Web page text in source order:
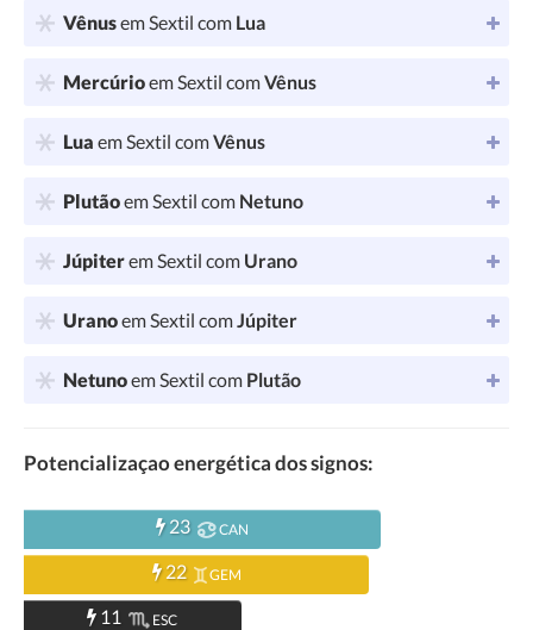
Vênusem Sextil com Lua
Mercúrioem Sextil comVênus
Lua em Sextil comVênus
Plutãoem Sextil com Netuno
Júpiterem Sextil com Urano
Uranoem Sextil comJúpiter
Netunoem Sextil com Plutão
Potencializaçao energética dos signos:
23 CAN
22 GEM
11 ESC